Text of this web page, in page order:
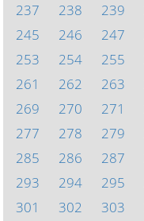
237
238 239
245
246 247
253
254 255
261
262 263
269
270 271
277
278 279
285
286 287
293
294 295
301
302 303